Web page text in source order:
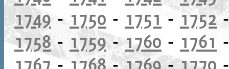
1749- 1750 - 1751 - 1752
1758- 1759-1760 - 1761
1767- 1768-1769-1770